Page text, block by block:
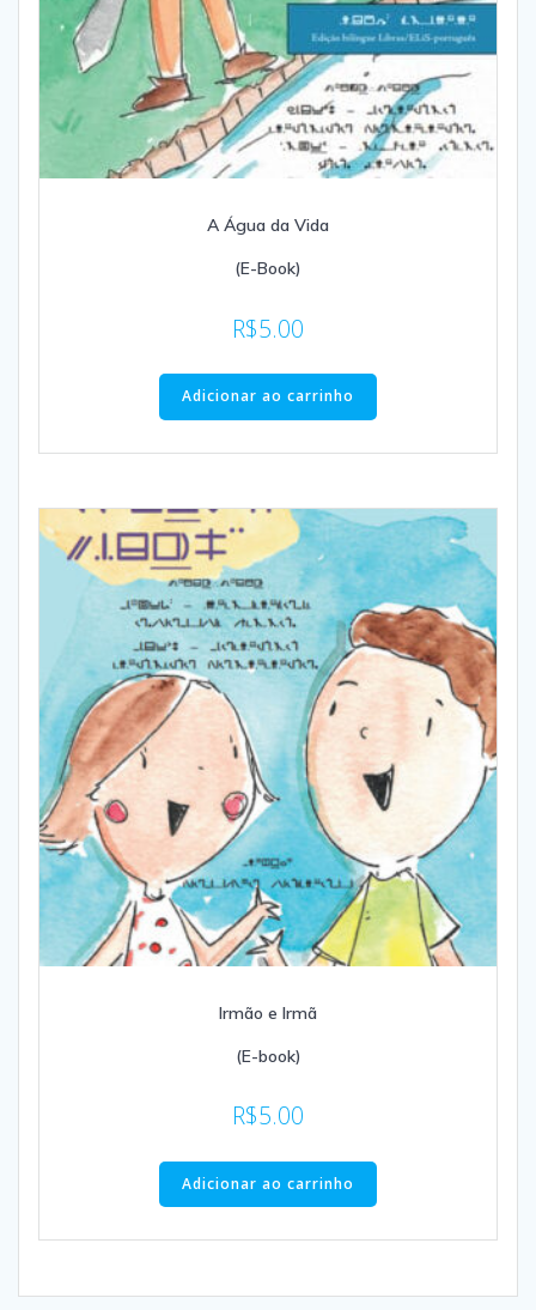
A Água da Vida
(E-Book)
R$5.00
Adicionar ao carrinho
Irmão e Irmã
(E-book)
R$5.00
Adicionar ao carrinho